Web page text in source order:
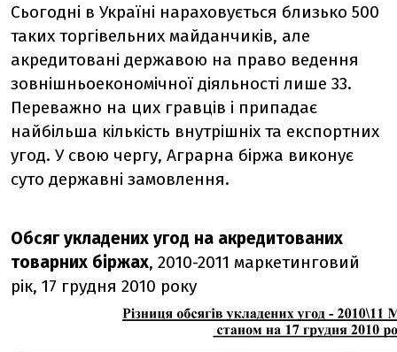
Сьогодні в Україні нараховується близько 500
таких торгівельних майданчиків, але
акредитовані державою на право ведення
зовнішньоекономічної діяльності лише 33.
Переважно на цих гравців і припадає
найбільша кількість внутрішніх та експортних
угод. У свою чергу, Аграрна біржа виконує
суто державні замовлення.
Обсяг укладених угод на акредитованих
товарних біржах, 2010-2011 маркетинговий
рік, 17 грудня 2010 року